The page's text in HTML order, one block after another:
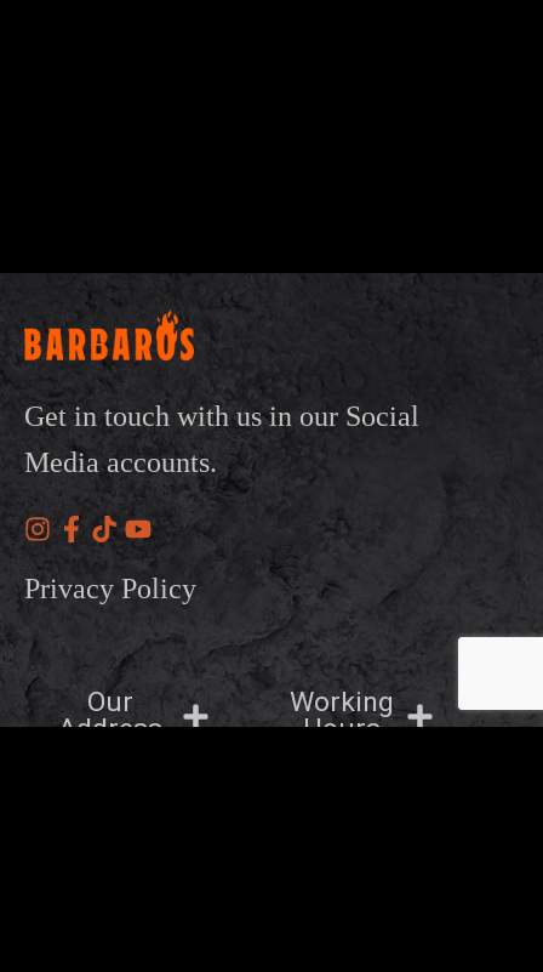
Get in touch with us in our Social
Media accounts.
Privacy Policy
Our
Address
Working
Hours